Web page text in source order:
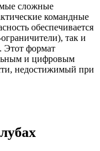
сложные
командные
обеспечивается
так и
Этот формат
и цифровым
недостижимый при